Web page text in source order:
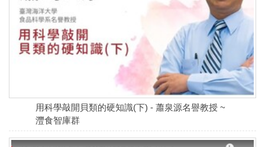
用科學敲開貝類的硬知識(下) - 蕭泉源名譽教授 ~
灃食智庫群